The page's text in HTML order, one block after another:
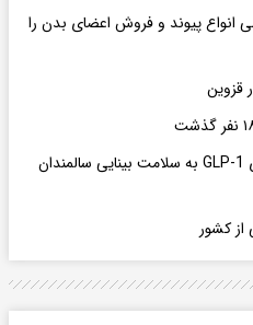
انواع پیوند و فروش اعضای بدن را
محققان تایلندی: داروهای لاغری GLP-1 به سلامت بینایی سالمندان
کشور